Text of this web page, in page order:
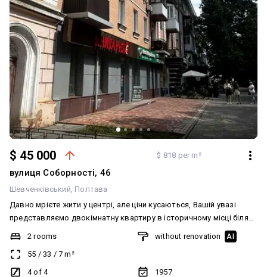
$ 45 000 $ 818 per m²
вулиця Соборності, 46
Шевченківський Полтава
Давно мрієте жити у центрі, але ціни кусаються, Вашій увазі
представляємо двокімнатну квартиру в історичному місці біля
Облдержадміністрації. Основні характеристики: - Загальна
площа: 55 м2 забезпечує простір для комфортного проживання.
- Жилий стан дозволяє жити та робити ремонт, втілювати свої
бажання та дизайнерські фантазії. - Площа кухні: 7 м2, ідеально
2 rooms
55 / 33 / 7 m²
4 of 4
without renovation AI
1957